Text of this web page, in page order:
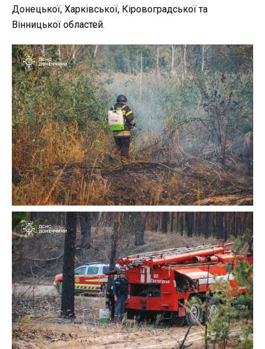
Донецької, Харківської, Кіровоградської та
Вінницької областей.